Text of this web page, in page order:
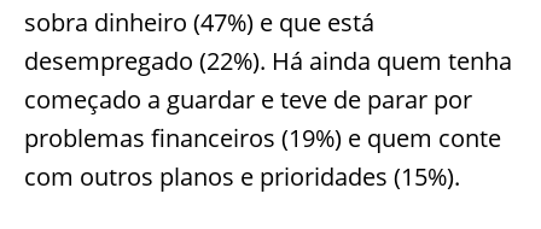
sobra dinheiro (47%) e que está
desempregado (22%). Há ainda quem tenha
começado a guardar e teve de parar por
problemas financeiros (19%) e quem conte
com outros planos e prioridades (15%).